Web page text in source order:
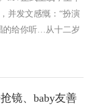
并发文感慨：“扮演
的给你听…从十二岁
镜、baby友善